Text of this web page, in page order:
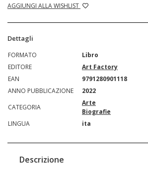
AGGIUNGI ALLA WISHLIST
Dettagli
FORMATO
Libro
EDITORE
Art Factory
EAN
9791280901118
ANNO PUBBLICAZIONE
2022
CATEGORIA
Arte
Biografie
LINGUA
ita
Descrizione